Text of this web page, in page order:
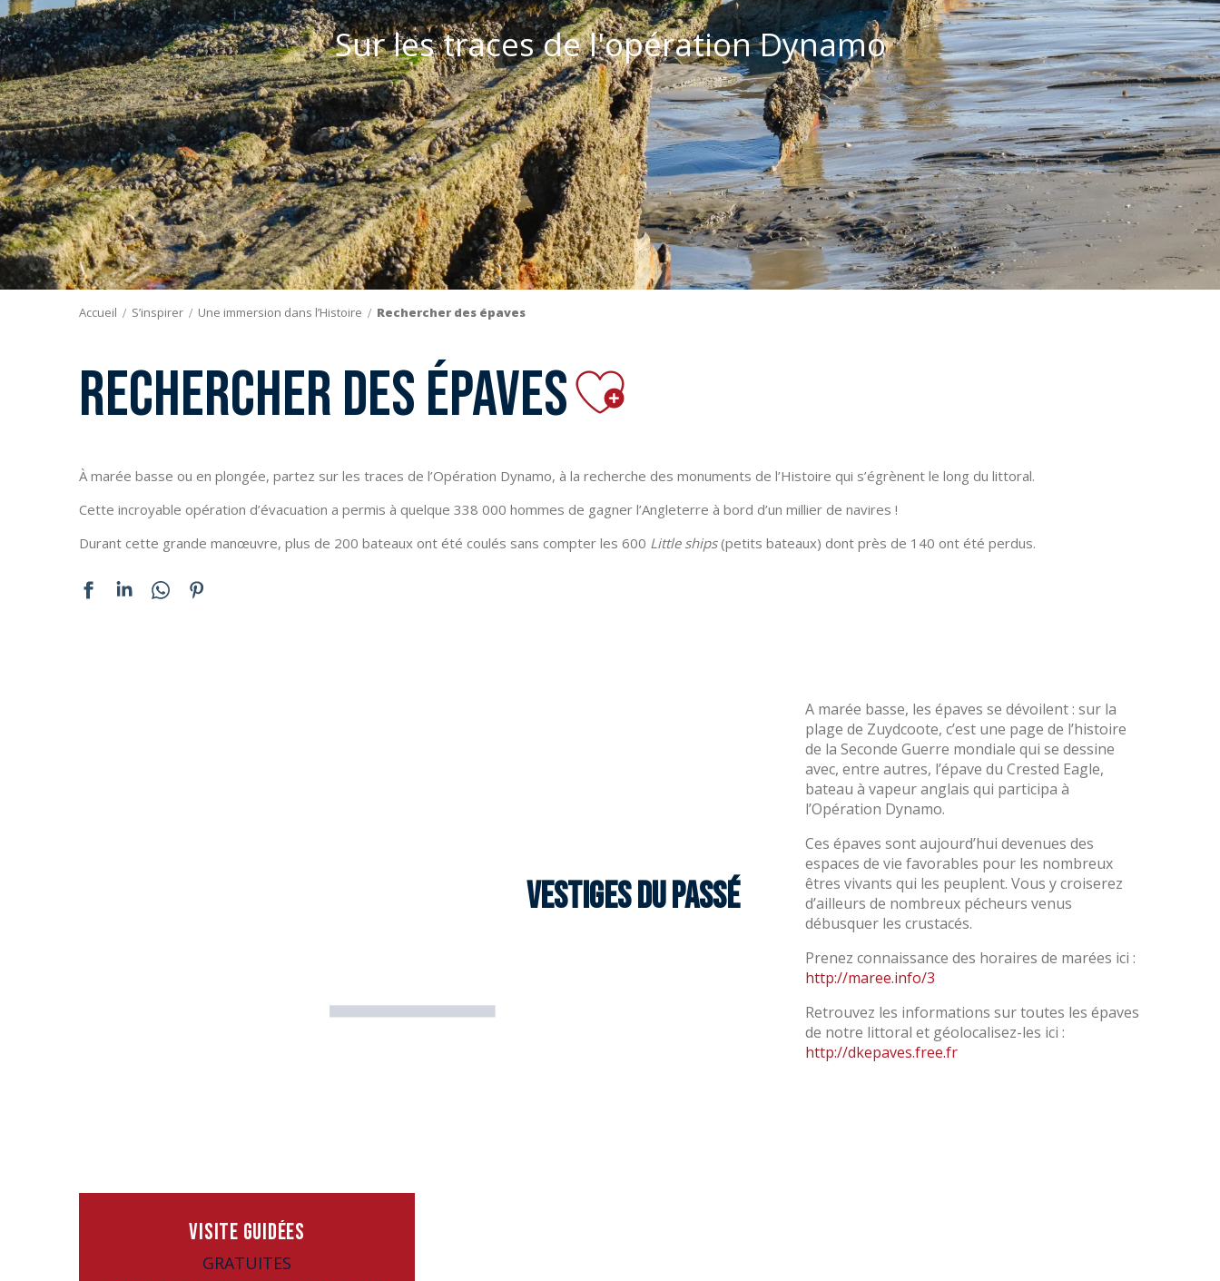
Sur les traces de l'opération Dynamo
Accueil S’inspirer Une immersion dans l’Histoire Rechercher des épaves
Rechercher des épavesAjouter aux favoris
À marée basse ou en plongée, partez sur les traces de l’Opération Dynamo, à la recherche des monuments de l’Histoire qui s’égrènent le long du littoral.
Cette incroyable opération d’évacuation a permis à quelque 338 000 hommes de gagner l’Angleterre à bord d’un millier de navires !
Durant cette grande manœuvre, plus de 200 bateaux ont été coulés sans compter les 600 Little ships(petits bateaux) dont près de 140 ont été perdus.
Vestiges du passé
A marée basse, les épaves se dévoilent : sur la
plage de Zuydcoote, c’est une page de l’histoire
de la Seconde Guerre mondiale qui se dessine
avec, entre autres, l’épave du Crested Eagle,
bateau à vapeur anglais qui participa à
l’Opération Dynamo.
Ces épaves sont aujourd’hui devenues des
espaces de vie favorables pour les nombreux
êtres vivants qui les peuplent. Vous y croiserez
d’ailleurs de nombreux pécheurs venus
débusquer les crustacés.
Prenez connaissance des horaires de marées ici :
http://maree.info/3
Retrouvez les informations sur toutes les épaves
de notre littoral et géolocalisez-les ici :
http://dkepaves.free.fr
VISITE GUIDÉES
GRATUITES